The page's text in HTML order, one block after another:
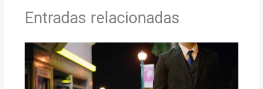
Entradas relacionadas